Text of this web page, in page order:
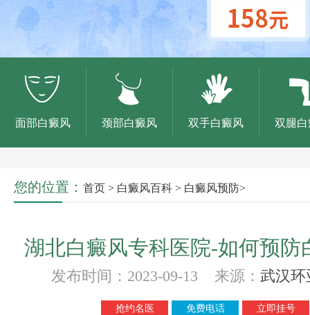
面部白癜风 颈部白癜风 双手白癜风 双腿
您的位置： 首页 > 白癜风百科 > 白癜风预防>
湖北白癜风专科医院-如何预防
发布时间：2023-09-13 来源： 武汉环
抢约名医 免费电话 立即挂号